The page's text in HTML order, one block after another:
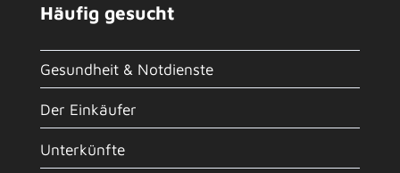
Häufig gesucht
Gesundheit & Notdienste
Der Einkäufer
Unterkünfte